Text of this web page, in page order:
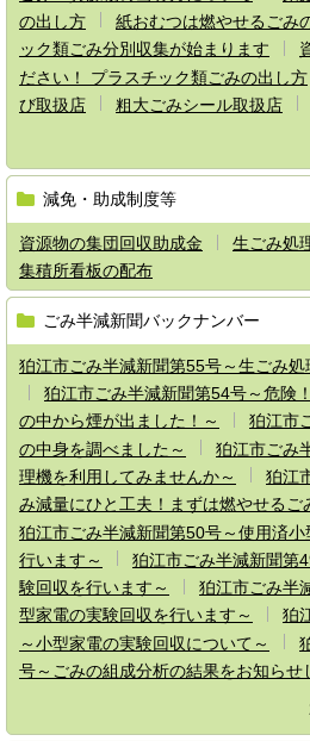
の出し方
紙おむつは燃やせるごみ
ック類ごみ分別収集が始まります
ださい！ プラスチック類ごみの出し方
び取扱店
粗大ごみシール取扱店
減免・助成制度等
資源物の集団回収助成金 生ごみ処
集積所看板の配布
ごみ半減新聞バックナンバー
狛江市ごみ半減新聞第55号～生ごみ
狛江市ごみ半減新聞第54号～危険
の中から煙が出ました！～
狛江市
の中身を調べました～
狛江市ごみ
理機を利用してみませんか～
狛江
み減量にひと工夫！まずは燃やせるご
狛江市ごみ半減新聞第50号～使用済
行います～
狛江市ごみ半減新聞第
験回収を行います～
狛江市ごみ半
型家電の実験回収を行います～
狛
～小型家電の実験回収について～
号～ごみの組成分析の結果をお知らせ